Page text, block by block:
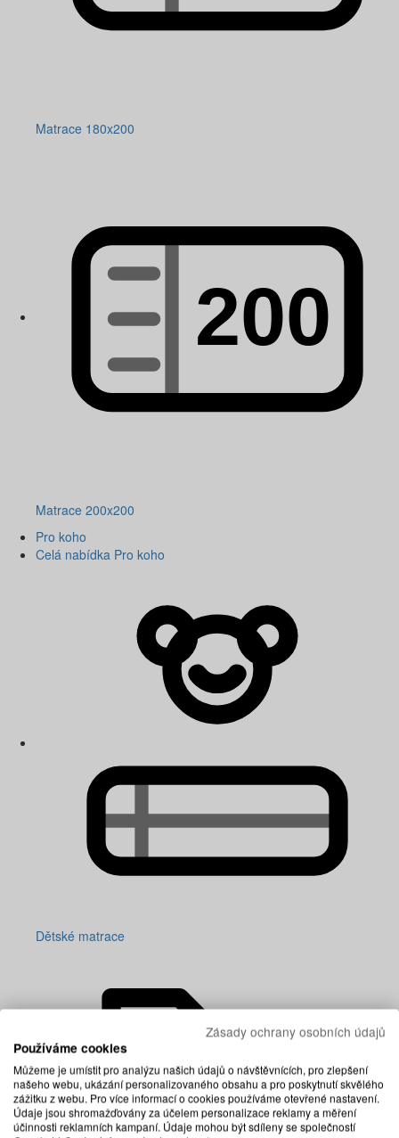
Matrace 180x200
Matrace 200x200
Pro koho
Celá nabídka Pro koho
Dětské matrace
Zásady ochrany osobních údajů
Používáme cookies
Můžeme je umístit pro analýzu našich údajů o návštěvnících, pro zlepšení
našeho webu, ukázání personalizovaného obsahu a pro poskytnutí skvělého
zážitku z webu. Pro více informací o cookies používáme otevřené nastavení.
Údaje jsou shromažďovány za účelem personalizace reklamy a měření
účinnosti reklamních kampaní. Údaje mohou být sdíleny se společností